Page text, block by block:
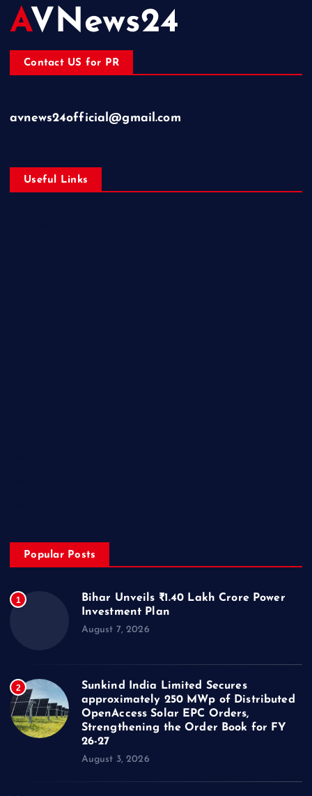
AVNews24
Contact US for PR
avnews24official@gmail.com
Useful Links
Popular Posts
1
Bihar Unveils ₹1.40 Lakh Crore Power
Investment Plan
August 7, 2026
2
Sunkind India Limited Secures
approximately 250 MWp of Distributed
OpenAccess Solar EPC Orders,
Strengthening the Order Book for FY
26-27
August 3, 2026